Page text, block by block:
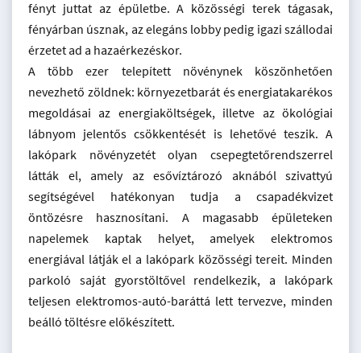
fényt juttat az épületbe. A közösségi terek tágasak,
fényárban úsznak, az elegáns lobby pedig igazi szállodai
érzetet ad a hazaérkezéskor.
A több ezer telepített növénynek köszönhetően
nevezhető zöldnek: környezetbarát és energiatakarékos
megoldásai az energiaköltségek, illetve az ökológiai
lábnyom jelentős csökkentését is lehetővé teszik. A
lakópark növényzetét olyan csepegtetőrendszerrel
látták el, amely az esővíztározó aknából szivattyú
segítségével hatékonyan tudja a csapadékvizet
öntözésre hasznosítani. A magasabb épületeken
napelemek kaptak helyet, amelyek elektromos
energiával látják el a lakópark közösségi tereit. Minden
parkoló saját gyorstöltővel rendelkezik, a lakópark
teljesen elektromos-autó-baráttá lett tervezve, minden
beálló töltésre előkészített.